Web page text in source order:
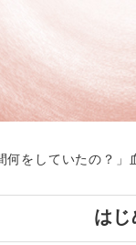
何をしていたの？
は